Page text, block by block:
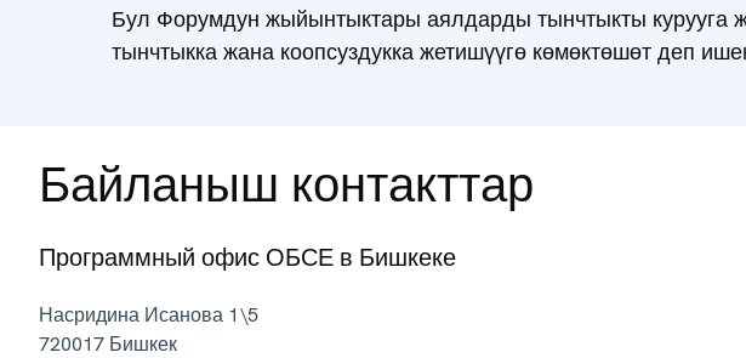
Бул Форумдун жыйынтыктары аялдарды тынчтыкты курууга
тынчтыкка жана коопсуздукка жетишүүгө көмөктөшөт деп
Байланыш контакттар
Программный офис ОБСЕ в Бишкеке
Насридина Исанова 1\5
720017 Бишкек